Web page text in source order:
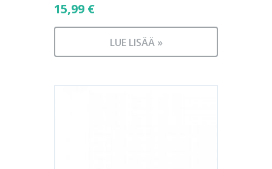
15,99 €
LUE LISÄÄ »